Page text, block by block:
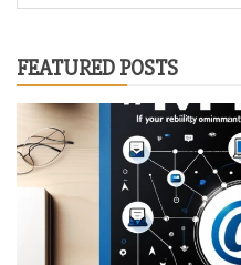
索：
FEATURED POSTS